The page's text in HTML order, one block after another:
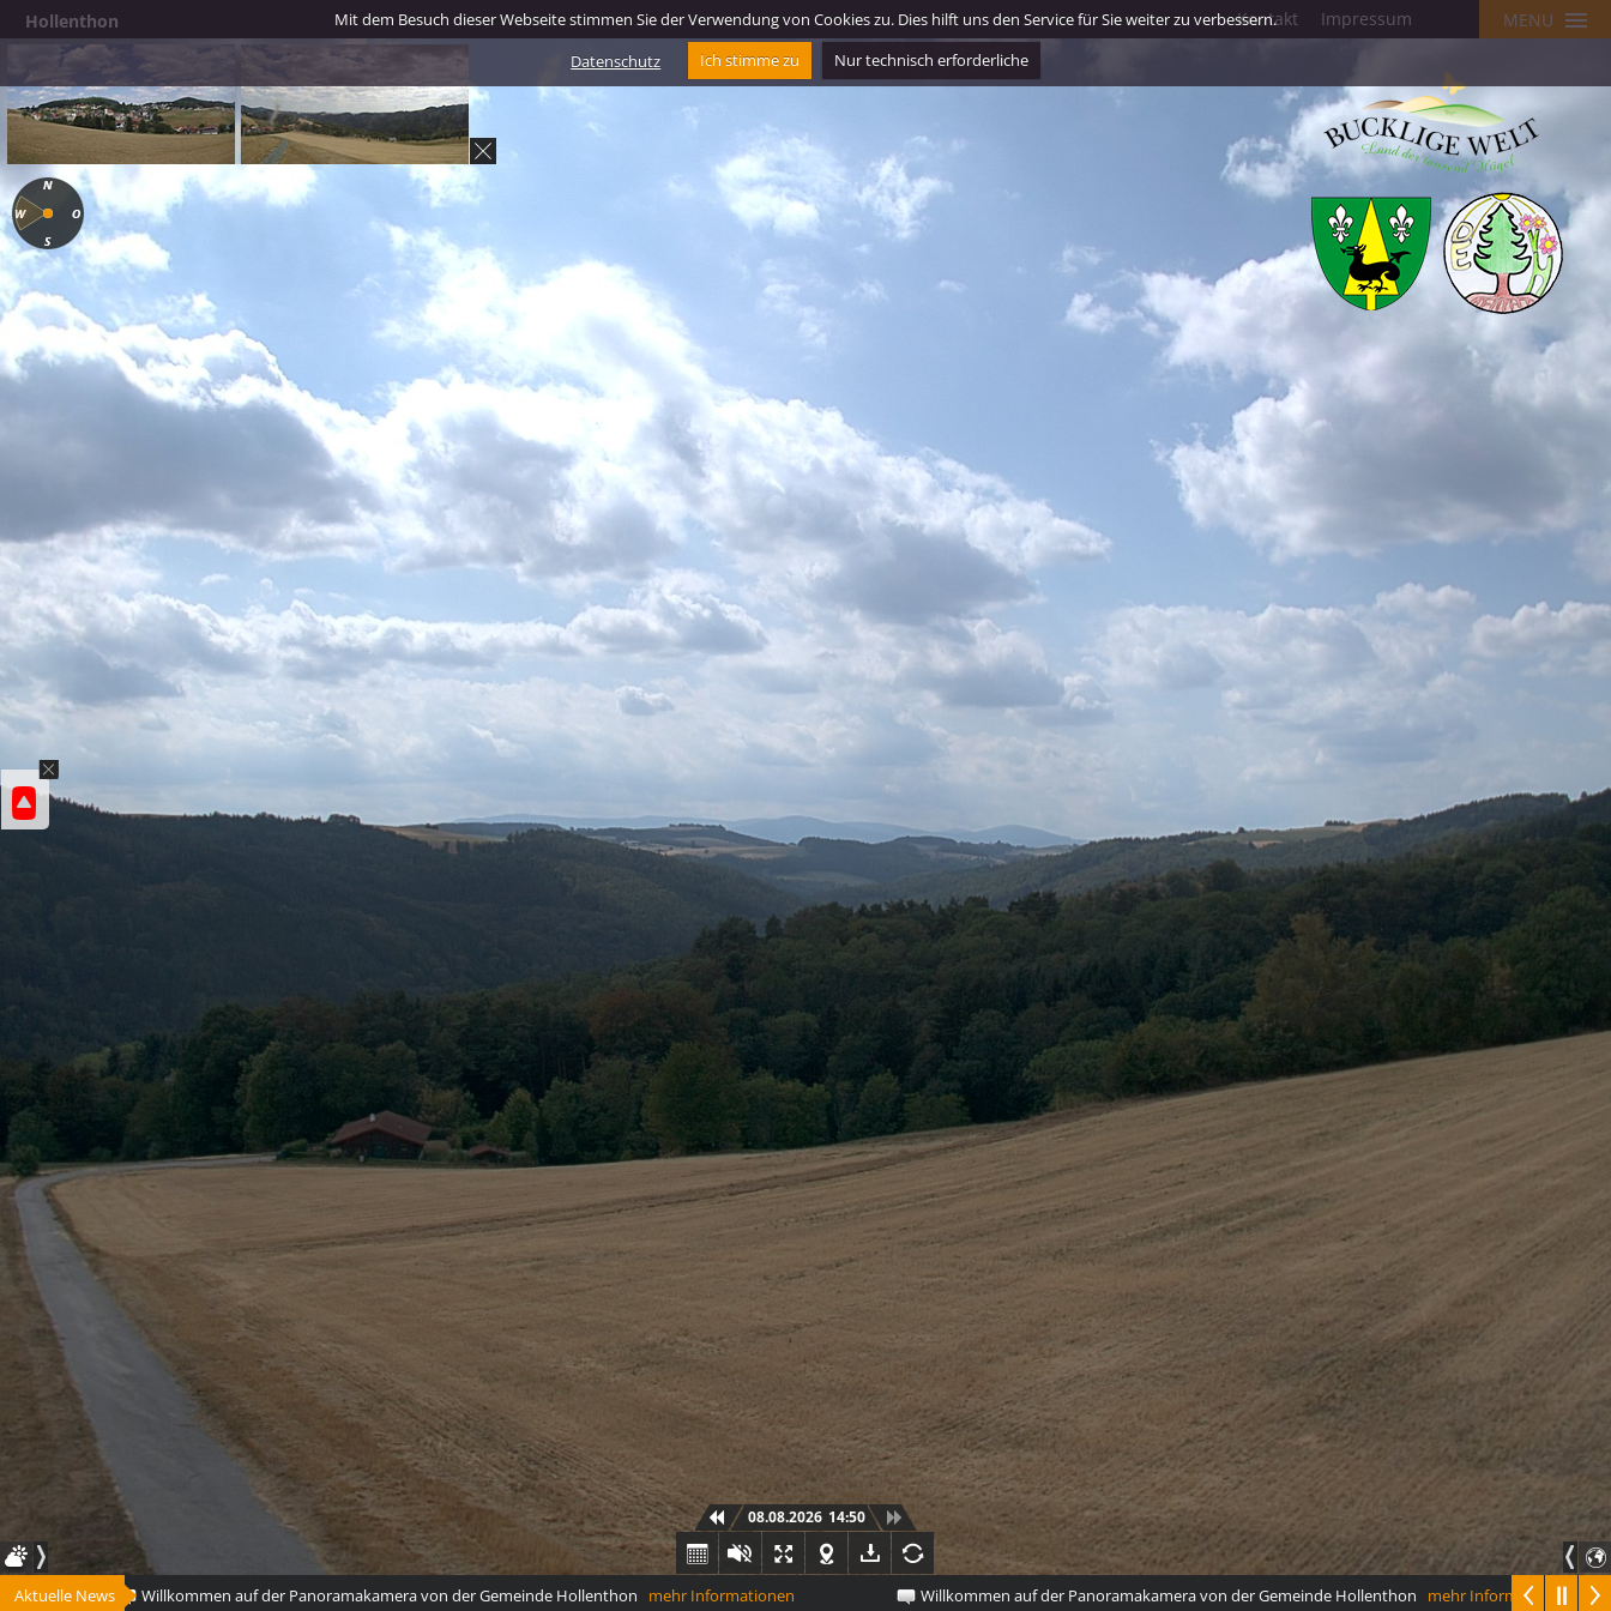
Mit dem Besuch dieser Webseite stimmen Sie der Verwendung von Cookies zu. Dies hilft uns den Service für Sie weiter zu verbessern.
Datenschutz
Ich stimme zu Nur technisch erforderliche
Hollenthon MENU
Kontakt Impressum
08.08.2026 14:50
Hollenthon
Panoramakamera
Hollenthon
Aktuelle News Willkommen auf der Panoramakamera von der Gemeinde Hollenthonmehr Informationen Willkommen auf der Panoramakamera von der Gemeinde Hollenthonmehr Informationen